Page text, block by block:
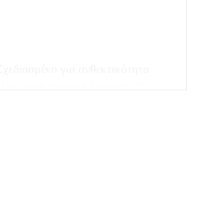
αισθητηριακή διέγερση. Το